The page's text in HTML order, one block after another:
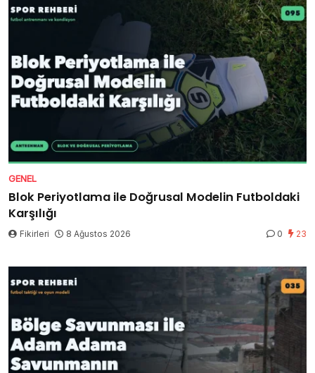
GENEL
Blok Periyotlama ile Doğrusal Modelin Futboldaki
Karşılığı
Fikirleri 8 Ağustos 2026 0 23